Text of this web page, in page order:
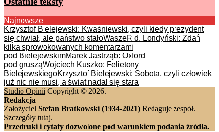
Najnowsze
Krzysztof Bielejewski: Kwaśniewski, czyli kiedy prezydent
się chwiał, ale państwo stałoWaszeR d. Londyński: Zdań
kilka sprowokowanych komentarzami
pod BielejewskimMarek Jastrząb: Oxford
pod grusząWojciech Kuszko: Felietony
BielejewskiegoKrzysztof Bielejewski: Sobota, czyli człowiek
już nic nie musi, a świat nadal się stara
Studio Opinii Copyright © 2026.
Redakcja
Założyciel Stefan Bratkowski (1934-2021) Redaguje zespół.
Szczegóły tutaj.
Przedruki i cytaty dozwolone pod warunkiem podania źródła.